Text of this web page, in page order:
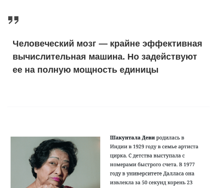
Человеческий мозг — крайне эффективная
вычислительная машина. Но задействуют
ее на полную мощность единицы